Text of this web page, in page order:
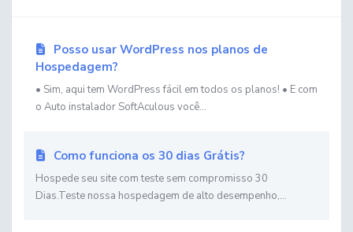
Posso usar WordPress nos planos de
Hospedagem?
• Sim, aqui tem WordPress fácil em todos os planos! • E com
o Auto instalador SoftAculous você...
Como funciona os 30 dias Grátis?
Hospede seu site com teste sem compromisso 30
Dias.Teste nossa hospedagem de alto desempenho,...